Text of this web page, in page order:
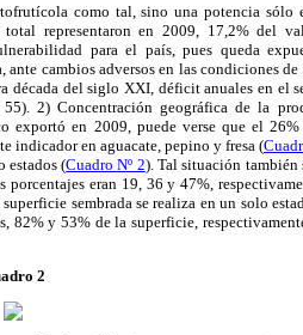
como tal, sino una potencia sólo
representaron en 2009, 17,2% del
para el país, pues queda
cambios adversos en las condiciones
del siglo XXI, déficit anuales en el
2) Concentración geográfica de la
exportó en 2009, puede verse que el
indicador en aguacate, pepino y fresa (
estados (Cuadro Nº 2). Tal situación también
eran 19, 36 y 47%,
superficie sembrada se realiza en un solo
82% y 53% de la superficie,
2